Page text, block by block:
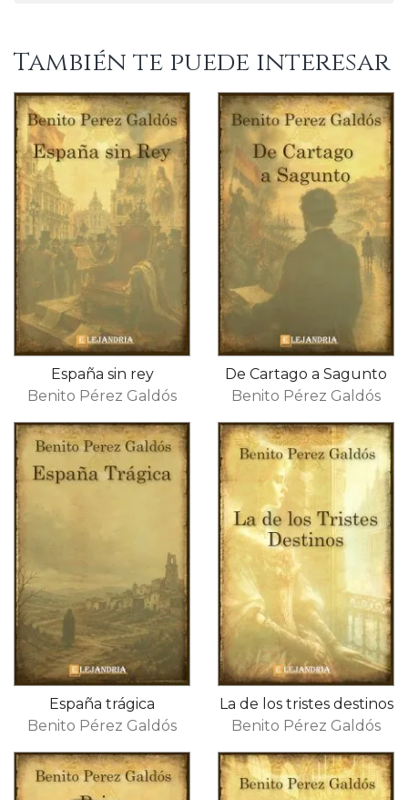
También te puede interesar
España sin rey
Benito Pérez Galdós
De Cartago a Sagunto
Benito Pérez Galdós
España trágica
Benito Pérez Galdós
La de los tristes destinos
Benito Pérez Galdós